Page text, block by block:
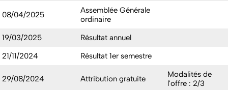
08/04/2025
Assemblée Générale
ordinaire
19/03/2025
Résultat annuel
21/11/2024
Résultat 1er semestre
29/08/2024 Attribution gratuite
Modalités de
l'offre : 2/3